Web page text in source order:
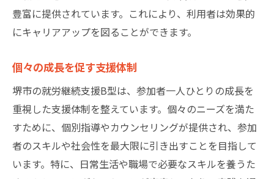
豊富に提供されています。これにより、利用者は効果的
にキャリアアップを図ることができます。
個々の成長を促す支援体制
堺市の就労継続支援B型は、参加者一人ひとりの成長を
重視した支援体制を整えています。個々のニーズを満た
すために、個別指導やカウンセリングが提供され、参加
者のスキルや社会性を最大限に引き出すことを目指して
います。特に、日常生活や職場で必要なスキルを養うた